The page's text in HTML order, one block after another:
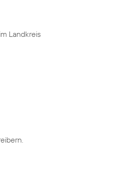
Landkreis